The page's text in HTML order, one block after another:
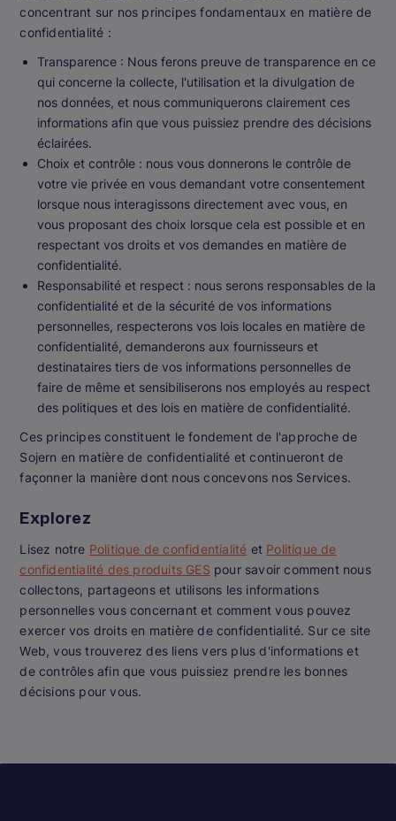
concentrant sur nos principes fondamentaux en matière de
confidentialité :
Transparence : Nous ferons preuve de transparence en ce
qui concerne la collecte, l'utilisation et la divulgation de
nos données, et nous communiquerons clairement ces
informations afin que vous puissiez prendre des décisions
éclairées.
Choix et contrôle : nous vous donnerons le contrôle de
votre vie privée en vous demandant votre consentement
lorsque nous interagissons directement avec vous, en
vous proposant des choix lorsque cela est possible et en
respectant vos droits et vos demandes en matière de
confidentialité.
Responsabilité et respect : nous serons responsables de la
confidentialité et de la sécurité de vos informations
personnelles, respecterons vos lois locales en matière de
confidentialité, demanderons aux fournisseurs et
destinataires tiers de vos informations personnelles de
faire de même et sensibiliserons nos employés au respect
des politiques et des lois en matière de confidentialité.
Ces principes constituent le fondement de l'approche de
Sojern en matière de confidentialité et continueront de
façonner la manière dont nous concevons nos Services.
Explorez
Lisez notre Politique de confidentialité et Politique de
confidentialité des produits GES pour savoir comment nous
collectons, partageons et utilisons les informations
personnelles vous concernant et comment vous pouvez
exercer vos droits en matière de confidentialité. Sur ce site
Web, vous trouverez des liens vers plus d'informations et
de contrôles afin que vous puissiez prendre les bonnes
décisions pour vous.